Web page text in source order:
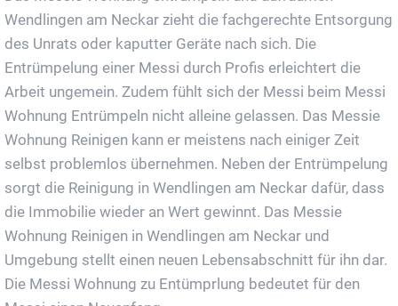
Wendlingen am Neckar zieht die fachgerechte Entsorgung
des Unrats oder kaputter Geräte nach sich. Die
Entrümpelung einer Messi durch Profis erleichtert die
Arbeit ungemein. Zudem fühlt sich der Messi beim Messi
Wohnung Entrümpeln nicht alleine gelassen. Das Messie
Wohnung Reinigen kann er meistens nach einiger Zeit
selbst problemlos übernehmen. Neben der Entrümpelung
sorgt die Reinigung in Wendlingen am Neckar dafür, dass
die Immobilie wieder an Wert gewinnt. Das Messie
Wohnung Reinigen in Wendlingen am Neckar und
Umgebung stellt einen neuen Lebensabschnitt für ihn dar.
Die Messi Wohnung zu Entümprlung bedeutet für den